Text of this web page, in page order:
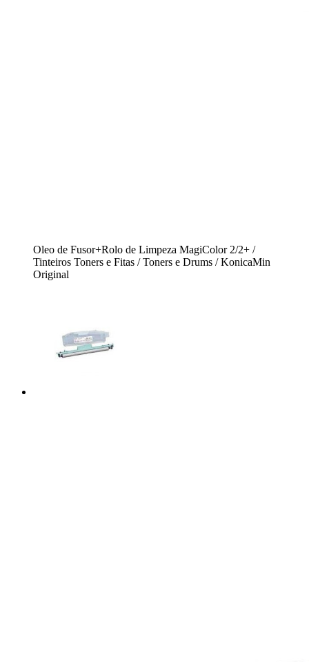
Oleo de Fusor+Rolo de Limpeza MagiColor 2/2+ /
Tinteiros Toners e Fitas / Toners e Drums / KonicaMin
Original